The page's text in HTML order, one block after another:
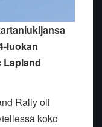
luokan
Lapland
Rally oli
koko